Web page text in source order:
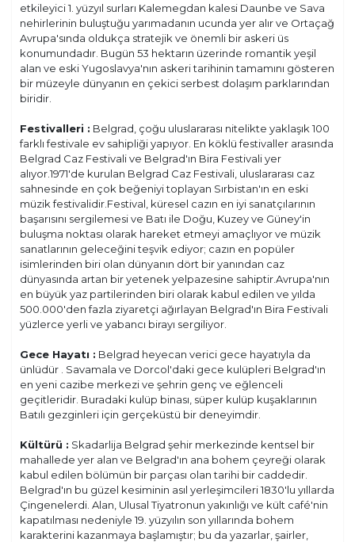
etkileyici 1. yüzyıl surları Kalemegdan kalesi Daunbe ve Sava
nehirlerinin buluştuğu yarımadanın ucunda yer alır ve Ortaçağ
Avrupa'sında oldukça stratejik ve önemli bir askeri üs
konumundadır. Bugün 53 hektarın üzerinde romantik yeşil
alan ve eski Yugoslavya'nın askeri tarihinin tamamını gösteren
bir müzeyle dünyanın en çekici serbest dolaşım parklarından
biridir.
Festivalleri : Belgrad, çoğu uluslararası nitelikte yaklaşık 100
farklı festivale ev sahipliği yapıyor. En köklü festivaller arasında
Belgrad Caz Festivali ve Belgrad'ın Bira Festivali yer
alıyor.1971'de kurulan Belgrad Caz Festivali, uluslararası caz
sahnesinde en çok beğeniyi toplayan Sırbistan'ın en eski
müzik festivalidir.Festival, küresel cazın en iyi sanatçılarının
başarısını sergilemesi ve Batı ile Doğu, Kuzey ve Güney'in
buluşma noktası olarak hareket etmeyi amaçlıyor ve müzik
sanatlarının geleceğini teşvik ediyor; cazın en popüler
isimlerinden biri olan dünyanın dört bir yanından caz
dünyasında artan bir yetenek yelpazesine sahiptir.Avrupa'nın
en büyük yaz partilerinden biri olarak kabul edilen ve yılda
500.000'den fazla ziyaretçi ağırlayan Belgrad'ın Bira Festivali
yüzlerce yerli ve yabancı birayı sergiliyor.
Gece Hayatı : Belgrad heyecan verici gece hayatıyla da
ünlüdür . Savamala ve Dorcol'daki gece kulüpleri Belgrad'ın
en yeni cazibe merkezi ve şehrin genç ve eğlenceli
geçitleridir. Buradaki kulüp binası, süper kulüp kuşaklarının
Batılı gezginleri için gerçeküstü bir deneyimdir.
Kültürü : Skadarlija Belgrad şehir merkezinde kentsel bir
mahallede yer alan ve Belgrad'ın ana bohem çeyreği olarak
kabul edilen bölümün bir parçası olan tarihi bir caddedir.
Belgrad'ın bu güzel kesiminin asıl yerleşimcileri 1830'lu yıllarda
Çingenelerdi. Alan, Ulusal Tiyatronun yakınlığı ve kült café'nin
kapatılması nedeniyle 19. yüzyılın son yıllarında bohem
karakterini kazanmaya başlamıştır; bu da yazarlar, şairler,